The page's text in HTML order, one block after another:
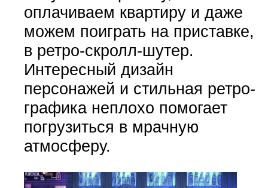
оплачиваем квартиру и даже
можем поиграть на приставке,
в ретро-скролл-шутер.
Интересный дизайн
персонажей и стильная ретро-
графика неплохо помогает
погрузиться в мрачную
атмосферу.